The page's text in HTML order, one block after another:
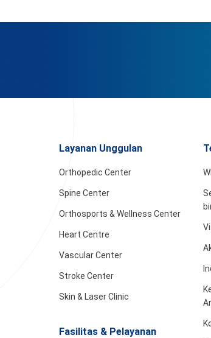
Layanan Unggulan
Orthopedic Center
Spine Center
Orthosports & Wellness Center
Heart Centre
Vascular Center
Stroke Center
Skin & Laser Clinic
Fasilitas & Pelayanan